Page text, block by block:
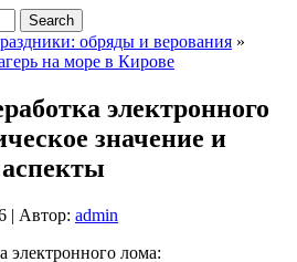
обряды и верования »
на море в Кирове
электронного
значение и
| Автор: admin